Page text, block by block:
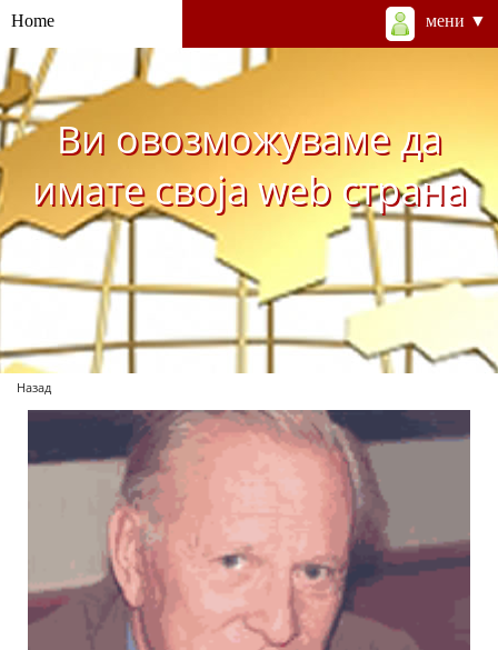
Home мени ▼
Ви овозможуваме да
имате своја web страна
Назад